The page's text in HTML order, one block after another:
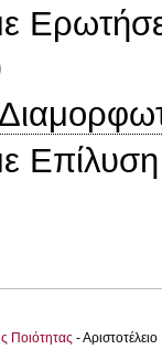
Ποιότητας -